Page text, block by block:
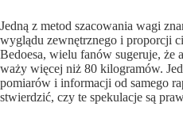
Jedną z metod szacowania wagi
wyglądu zewnętrznego i proporcji
Bedoesa, wielu fanów sugeruje, że
waży więcej niż 80 kilogramów.
pomiarów i informacji od samego
stwierdzić, czy te spekulacje są